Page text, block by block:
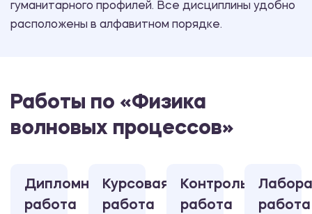
гуманитарного профилей. Все дисциплины удобно
расположены в алфавитном порядке.
Работы по «Физика
волновых процессов»
Дипломная
работа
Курсовая
работа
Контрольная
работа
работа